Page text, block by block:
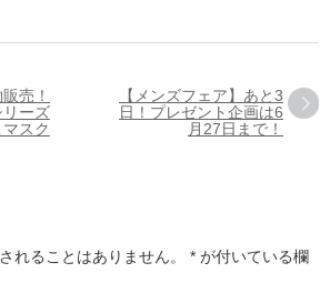
売！
ーズ
スク
【メンズフェア】あと3
日！プレゼント企画は6
月27日まで！
れることはありません。
* が付いている欄